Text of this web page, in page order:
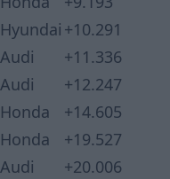
Hyundai +10.291
Audi
+11.336
Audi
+12.247
Honda
+14.605
Honda
+19.527
Audi +20.006